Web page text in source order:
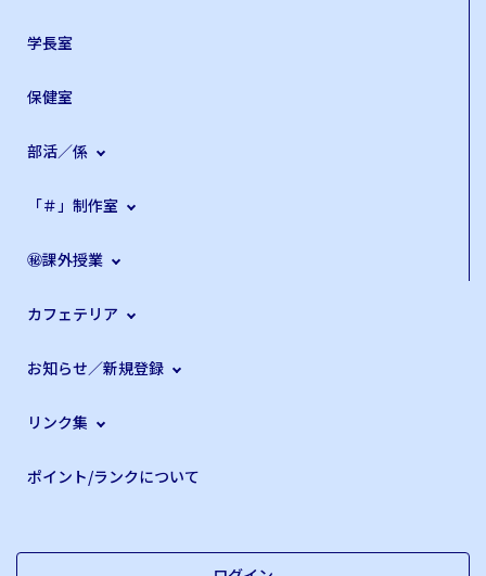
学長室
保健室
部活／係
「＃」制作室
㊙課外授業
カフェテリア
お知らせ／新規登録
リンク集
ポイント/ランクについて